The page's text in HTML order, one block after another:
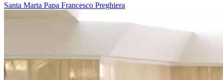
Santa Marta Papa Francesco Preghiera